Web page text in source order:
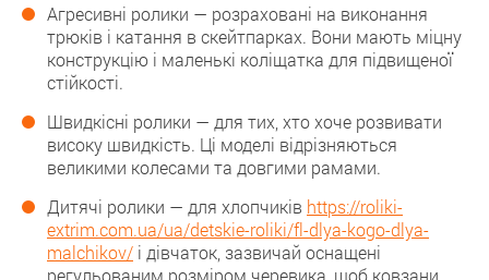
Агресивні ролики — розраховані на виконання
трюків і катання в скейтпарках. Вони мають міцну
конструкцію і маленькі коліщатка для підвищеної
стійкості.
Швидкісні ролики — для тих, хто хоче розвивати
високу швидкість. Ці моделі відрізняються
великими колесами та довгими рамами.
Дитячі ролики — для хлопчиків https://roliki-
extrim.com.ua/ua/detskie-roliki/fl-dlya-kogo-dlya-
malchikov/ і дівчаток, зазвичай оснащені
регульованим розміром черевика, щоб ковзани